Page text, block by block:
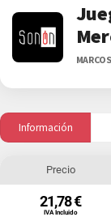
Información
Precio
21,78 €
IVA Incluido